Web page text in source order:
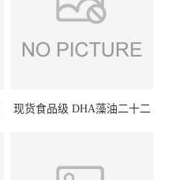
现货食品级 DHA藻油二十二